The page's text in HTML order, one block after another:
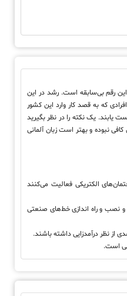
رقم بی‌سابقه است. رشد در این
که به قصد کار وارد این کشور
یک نکته را در نظر بگیرید
نبوده و بهتر است زبان آلمانی
الکتریکی فعالیت می‌کنند
و نصب و راه اندازی خط‌های صنعتی
نظر درآمدزایی داشته باشند.
است.